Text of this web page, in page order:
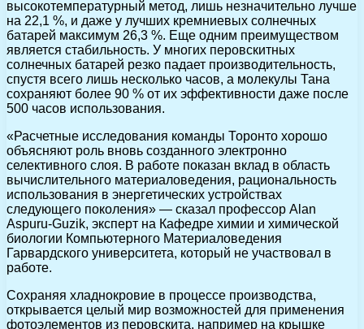
высокотемпературный метод, лишь незначительно лучше
на 22,1 %, и даже у лучших кремниевых солнечных
батарей максимум 26,3 %. Еще одним преимуществом
является стабильность. У многих перовскитных
солнечных батарей резко падает производительность,
спустя всего лишь несколько часов, а молекулы Тана
сохраняют более 90 % от их эффективности даже после
500 часов использования.
«Расчетные исследования команды Торонто хорошо
объясняют роль вновь созданного электронно
селективного слоя. В работе показан вклад в область
вычислительного материаловедения, рациональность
использования в энергетических устройствах
следующего поколения» — сказал профессор Alan
Aspuru-Guzik, эксперт на Кафедре химии и химической
биологии Компьютерного Материаловедения
Гарвардского университета, который не участвовал в
работе.
Сохраняя хладнокровие в процессе производства,
открывается целый мир возможностей для применения
фотоэлементов из перовскита, например на крышке